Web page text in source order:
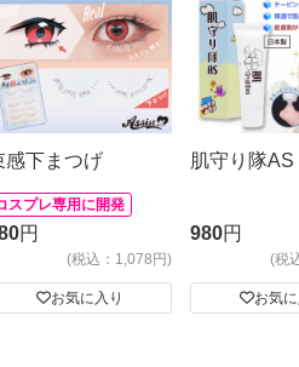
感下まつげ
スプレ専用に開発
円
(税込：1,078円)
お気に入り
肌守り隊AS
980円
(税
お気